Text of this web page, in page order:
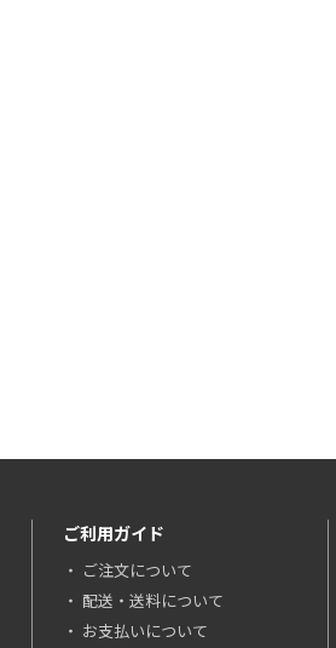
ご利用ガイド
ご注文について
配送・送料について
お支払いについて